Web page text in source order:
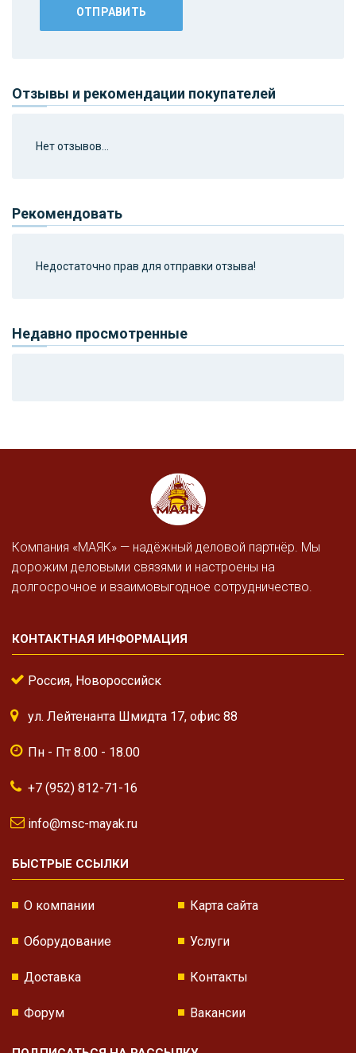
Отзывы и рекомендации покупателей
Нет отзывов...
Рекомендовать
Недостаточно прав для отправки отзыва!
Недавно просмотренные
Компания «МАЯК» — надёжный деловой партнёр. Мы
дорожим деловыми связями и настроены на
долгосрочное и взаимовыгодное сотрудничество.
КОНТАКТНАЯ ИНФОРМАЦИЯ
Россия, Новороссийск
ул. Лейтенанта Шмидта 17, офис 88
Пн - Пт 8.00 - 18.00
+7 (952) 812-71-16
info@msc-mayak.ru
БЫСТРЫЕ ССЫЛКИ
О компании Карта сайта
Оборудование Услуги
Доставка Контакты
Форум Вакансии